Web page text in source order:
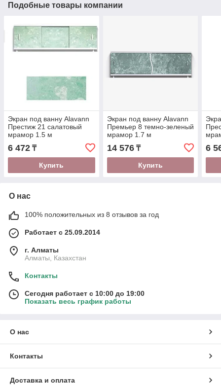
Подобные товары компании
Экран под ванну Alavann
Престиж 21 салатовый
мрамор 1.5 м
6 472 ₸
Купить
Экран под ванну Alavann
Премьер 8 темно-зеленый
мрамор 1.7 м
14 576₸
Купить
6
О нас
100% положительных из 8 отзывов за год
Работает с 25.09.2014
г. Алматы
Алматы, Казахстан
Контакты
Сегодня работает с 10:00 до 19:00
Показать весь график работы
О нас
Контакты
Доставка и оплата